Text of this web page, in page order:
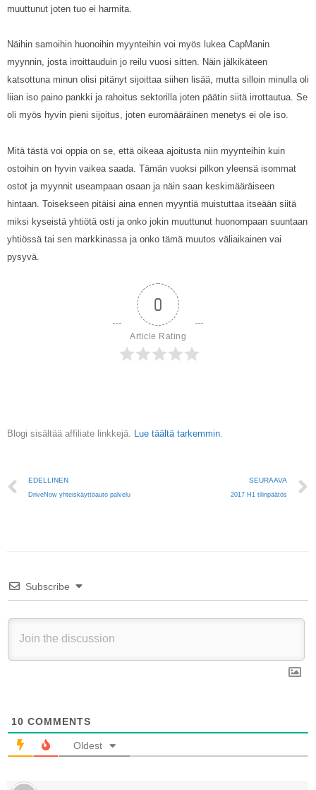
muuttunut joten tuo ei harmita.
Näihin samoihin huonoihin myynteihin voi myös lukea CapManin
myynnin, josta irroittauduin jo reilu vuosi sitten. Näin jälkikäteen
katsottuna minun olisi pitänyt sijoittaa siihen lisää, mutta silloin minulla oli
liian iso paino pankki ja rahoitus sektorilla joten päätin siitä irrottautua. Se
oli myös hyvin pieni sijoitus, joten euromääräinen menetys ei ole iso.
Mitä tästä voi oppia on se, että oikeaa ajoitusta niin myynteihin kuin
ostoihin on hyvin vaikea saada. Tämän vuoksi pilkon yleensä isommat
ostot ja myynnit useampaan osaan ja näin saan keskimääräiseen
hintaan. Toisekseen pitäisi aina ennen myyntiä muistuttaa itseään siitä
miksi kyseistä yhtiötä osti ja onko jokin muuttunut huonompaan suuntaan
yhtiössä tai sen markkinassa ja onko tämä muutos väliaikainen vai
pysyvä.
0
Article Rating
Blogi sisältää affiliate linkkejä. Lue täältä tarkemmin.
Prev
EDELLINEN
DriveNow yhteiskäyttöauto palvelu
SEURAAVA
2017 H1 tilinpäätös
Subscribe
10 COMMENTS
Oldest